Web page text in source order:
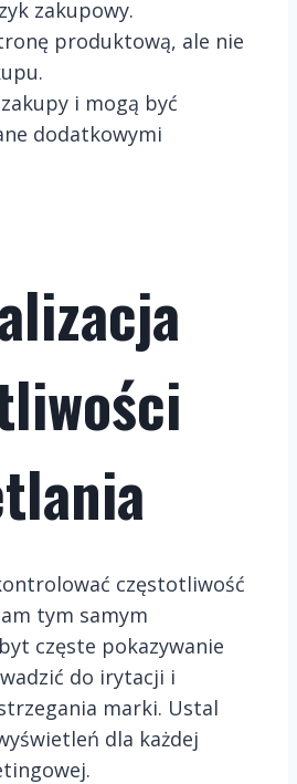
zakupowy.
produktową, ale nie
i mogą być
dodatkowymi
częstotliwość
tym samym
częste pokazywanie
do irytacji i
marki. Ustal
dla każdej